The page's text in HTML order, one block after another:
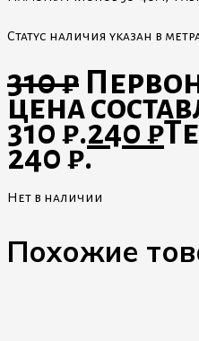
Статус наличия указан в
310₽
цена
310 ₽.240 ₽
240 ₽.
Нет в наличии
Похожие